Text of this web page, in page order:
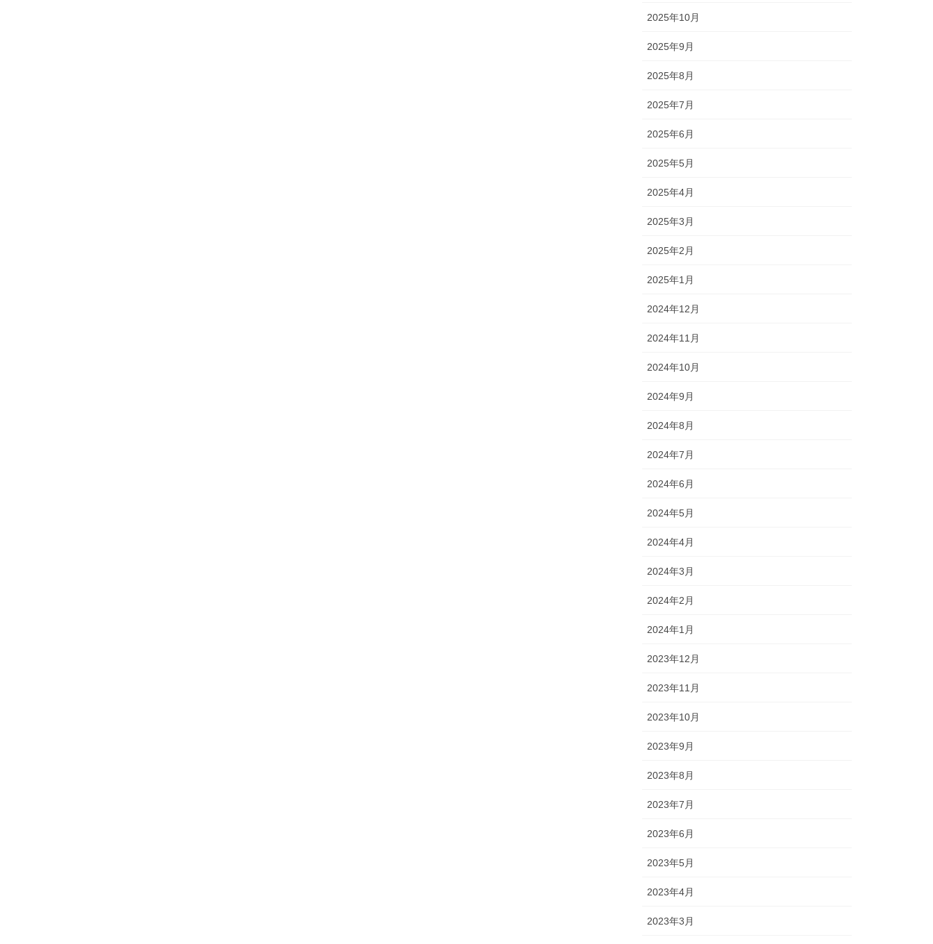
2025年10月
2025年9月
2025年8月
2025年7月
2025年6月
2025年5月
2025年4月
2025年3月
2025年2月
2025年1月
2024年12月
2024年11月
2024年10月
2024年9月
2024年8月
2024年7月
2024年6月
2024年5月
2024年4月
2024年3月
2024年2月
2024年1月
2023年12月
2023年11月
2023年10月
2023年9月
2023年8月
2023年7月
2023年6月
2023年5月
2023年4月
2023年3月